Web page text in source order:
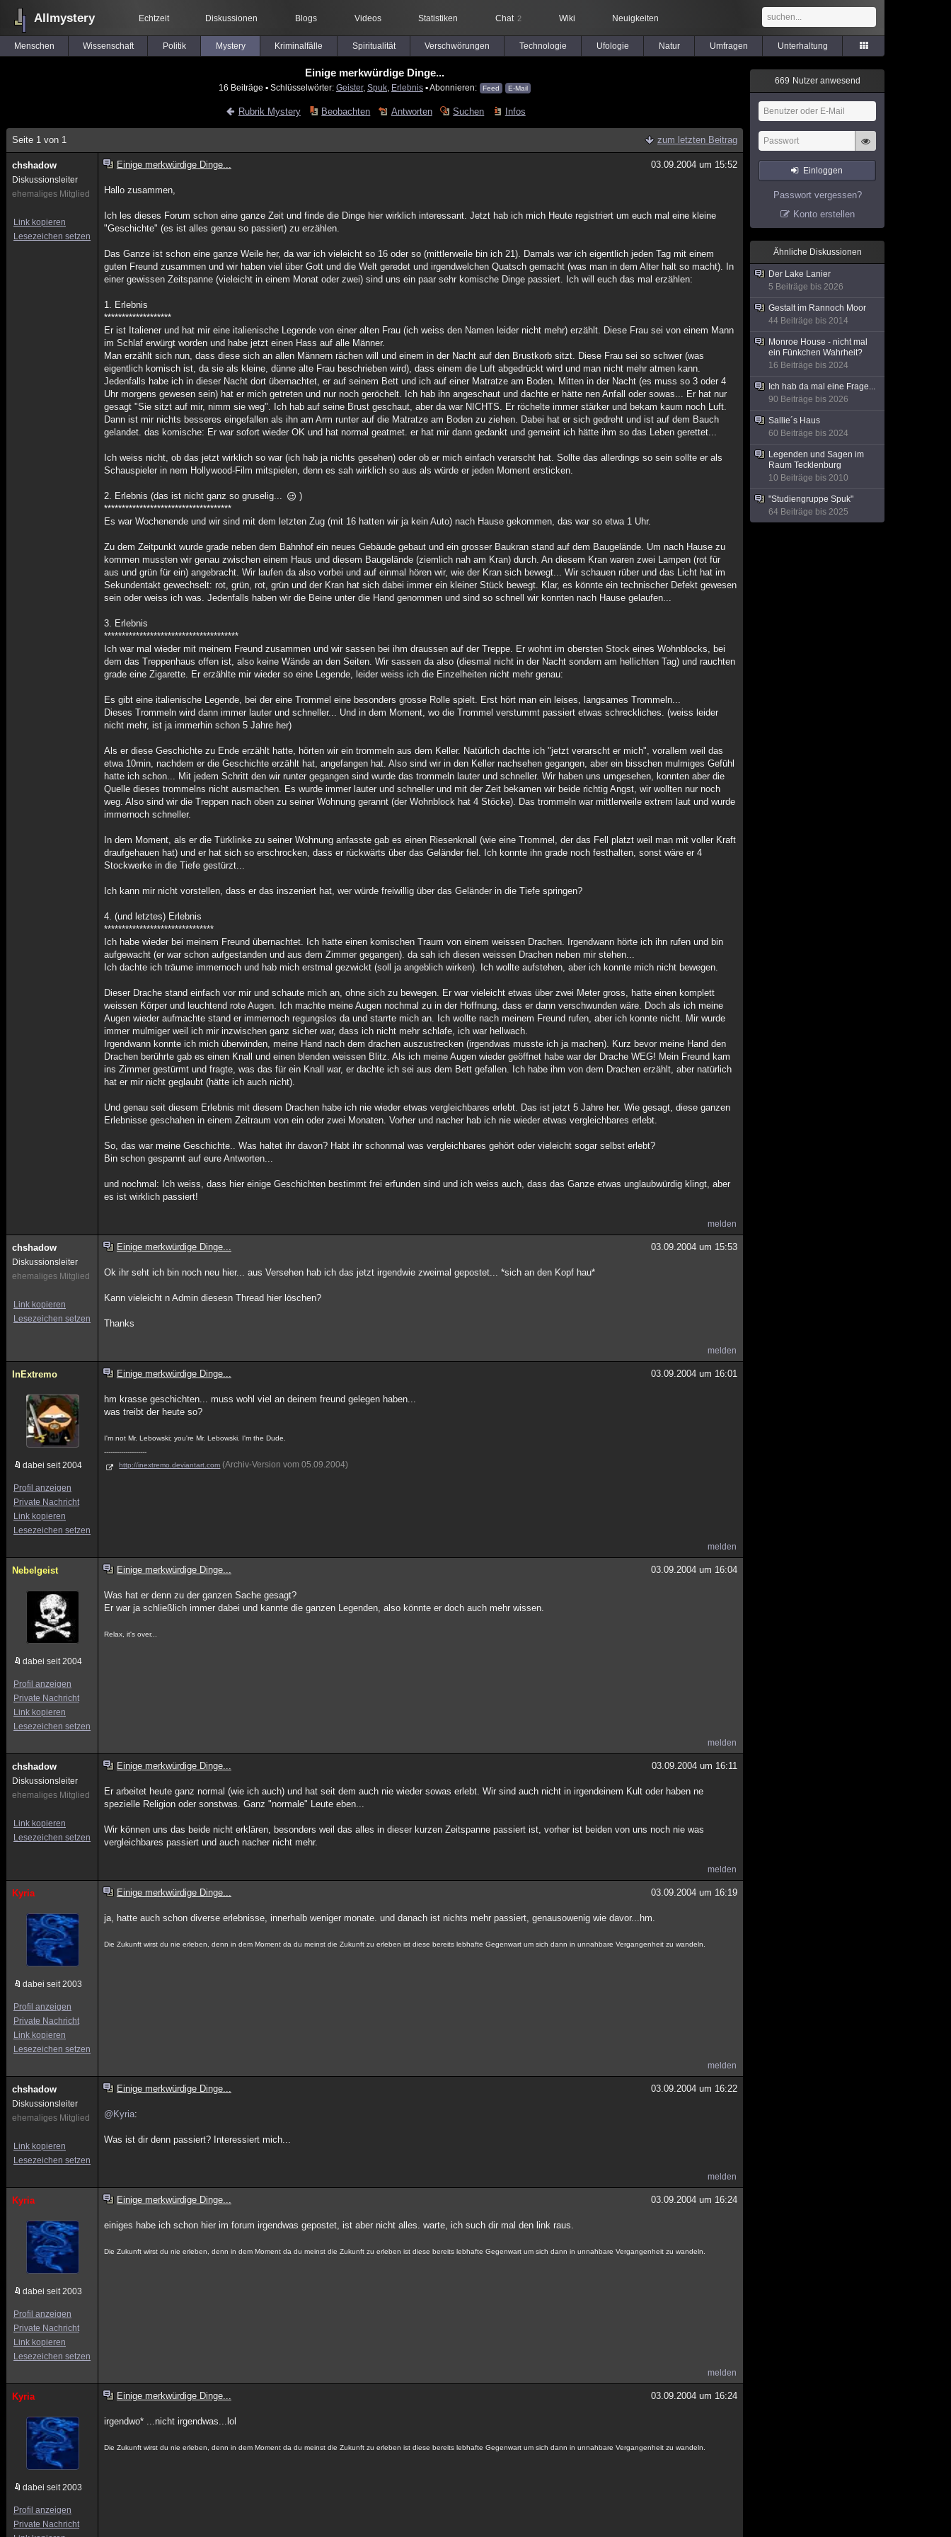
Allmystery Echtzeit Diskussionen Blogs Videos Statistiken Chat 2 Wiki Neuigkeiten
Menschen Wissenschaft Politik Mystery Kriminalfälle Spiritualität Verschwörungen Technologie Ufologie Natur Umfragen Unterhaltung
Einige merkwürdige Dinge...
16 Beiträge ▪ Schlüsselwörter: Geister, Spuk Erlebnis ▪ Abonnieren: Feed E-Mail
Rubrik Mystery Beobachten Antworten Suchen Infos
Seite 1 von 1 zum letzten Beitrag
chshadow
Diskussionsleiter
ehemaliges Mitglied
Link kopieren
Lesezeichen setzen
Einige merkwürdige Dinge... 03.09.2004 um 15:52
Hallo zusammen,
Ich les dieses Forum schon eine ganze Zeit und finde die Dinge hier wirklich interessant. Jetzt hab ich mich Heute registriert um euch mal eine kleine
"Geschichte" (es ist alles genau so passiert) zu erzählen.
Das Ganze ist schon eine ganze Weile her, da war ich vieleicht so 16 oder so (mittlerweile bin ich 21). Damals war ich eigentlich jeden Tag mit einem
guten Freund zusammen und wir haben viel über Gott und die Welt geredet und irgendwelchen Quatsch gemacht (was man in dem Alter halt so macht). In
einer gewissen Zeitspanne (vieleicht in einem Monat oder zwei) sind uns ein paar sehr komische Dinge passiert. Ich will euch das mal erzählen:
1. Erlebnis
*******************
Er ist Italiener und hat mir eine italienische Legende von einer alten Frau (ich weiss den Namen leider nicht mehr) erzählt. Diese Frau sei von einem Mann
im Schlaf erwürgt worden und habe jetzt einen Hass auf alle Männer.
Man erzählt sich nun, dass diese sich an allen Männern rächen will und einem in der Nacht auf den Brustkorb sitzt. Diese Frau sei so schwer (was
eigentlich komisch ist, da sie als kleine, dünne alte Frau beschrieben wird), dass einem die Luft abgedrückt wird und man nicht mehr atmen kann.
Jedenfalls habe ich in dieser Nacht dort übernachtet, er auf seinem Bett und ich auf einer Matratze am Boden. Mitten in der Nacht (es muss so 3 oder 4
Uhr morgens gewesen sein) hat er mich getreten und nur noch geröchelt. Ich hab ihn angeschaut und dachte er hätte nen Anfall oder sowas... Er hat nur
gesagt "Sie sitzt auf mir, nimm sie weg". Ich hab auf seine Brust geschaut, aber da war NICHTS. Er röchelte immer stärker und bekam kaum noch Luft.
Dann ist mir nichts besseres eingefallen als ihn am Arm runter auf die Matratze am Boden zu ziehen. Dabei hat er sich gedreht und ist auf dem Bauch
gelandet. das komische: Er war sofort wieder OK und hat normal geatmet. er hat mir dann gedankt und gemeint ich hätte ihm so das Leben gerettet...
Ich weiss nicht, ob das jetzt wirklich so war (ich hab ja nichts gesehen) oder ob er mich einfach verarscht hat. Sollte das allerdings so sein sollte er als
Schauspieler in nem Hollywood-Film mitspielen, denn es sah wirklich so aus als würde er jeden Moment ersticken.
2. Erlebnis (das ist nicht ganz so gruselig...
)
************************************
Es war Wochenende und wir sind mit dem letzten Zug (mit 16 hatten wir ja kein Auto) nach Hause gekommen, das war so etwa 1 Uhr.
Zu dem Zeitpunkt wurde grade neben dem Bahnhof ein neues Gebäude gebaut und ein grosser Baukran stand auf dem Baugelände. Um nach Hause zu
kommen mussten wir genau zwischen einem Haus und diesem Baugelände (ziemlich nah am Kran) durch. An diesem Kran waren zwei Lampen (rot für
aus und grün für ein) angebracht. Wir laufen da also vorbei und auf einmal hören wir, wie der Kran sich bewegt... Wir schauen rüber und das Licht hat im
Sekundentakt gewechselt: rot, grün, rot, grün und der Kran hat sich dabei immer ein kleiner Stück bewegt. Klar, es könnte ein technischer Defekt gewesen
sein oder weiss ich was. Jedenfalls haben wir die Beine unter die Hand genommen und sind so schnell wir konnten nach Hause gelaufen...
3. Erlebnis
**************************************
Ich war mal wieder mit meinem Freund zusammen und wir sassen bei ihm draussen auf der Treppe. Er wohnt im obersten Stock eines Wohnblocks, bei
dem das Treppenhaus offen ist, also keine Wände an den Seiten. Wir sassen da also (diesmal nicht in der Nacht sondern am hellichten Tag) und rauchten
grade eine Zigarette. Er erzählte mir wieder so eine Legende, leider weiss ich die Einzelheiten nicht mehr genau:
Es gibt eine italienische Legende, bei der eine Trommel eine besonders grosse Rolle spielt. Erst hört man ein leises, langsames Trommeln...
Dieses Trommeln wird dann immer lauter und schneller... Und in dem Moment, wo die Trommel verstummt passiert etwas schreckliches. (weiss leider
nicht mehr, ist ja immerhin schon 5 Jahre her)
Als er diese Geschichte zu Ende erzählt hatte, hörten wir ein trommeln aus dem Keller. Natürlich dachte ich "jetzt verarscht er mich", vorallem weil das
etwa 10min, nachdem er die Geschichte erzählt hat, angefangen hat. Also sind wir in den Keller nachsehen gegangen, aber ein bisschen mulmiges Gefühl
hatte ich schon... Mit jedem Schritt den wir runter gegangen sind wurde das trommeln lauter und schneller. Wir haben uns umgesehen, konnten aber die
Quelle dieses trommelns nicht ausmachen. Es wurde immer lauter und schneller und mit der Zeit bekamen wir beide richtig Angst, wir wollten nur noch
weg. Also sind wir die Treppen nach oben zu seiner Wohnung gerannt (der Wohnblock hat 4 Stöcke). Das trommeln war mittlerweile extrem laut und wurde
immernoch schneller.
In dem Moment, als er die Türklinke zu seiner Wohnung anfasste gab es einen Riesenknall (wie eine Trommel, der das Fell platzt weil man mit voller Kraft
draufgehauen hat) und er hat sich so erschrocken, dass er rückwärts über das Geländer fiel. Ich konnte ihn grade noch festhalten, sonst wäre er 4
Stockwerke in die Tiefe gestürzt...
Ich kann mir nicht vorstellen, dass er das inszeniert hat, wer würde freiwillig über das Geländer in die Tiefe springen?
4. (und letztes) Erlebnis
*******************************
Ich habe wieder bei meinem Freund übernachtet. Ich hatte einen komischen Traum von einem weissen Drachen. Irgendwann hörte ich ihn rufen und bin
aufgewacht (er war schon aufgestanden und aus dem Zimmer gegangen). da sah ich diesen weissen Drachen neben mir stehen...
Ich dachte ich träume immernoch und hab mich erstmal gezwickt (soll ja angeblich wirken). Ich wollte aufstehen, aber ich konnte mich nicht bewegen.
Dieser Drache stand einfach vor mir und schaute mich an, ohne sich zu bewegen. Er war vieleicht etwas über zwei Meter gross, hatte einen komplett
weissen Körper und leuchtend rote Augen. Ich machte meine Augen nochmal zu in der Hoffnung, dass er dann verschwunden wäre. Doch als ich meine
Augen wieder aufmachte stand er immernoch regungslos da und starrte mich an. Ich wollte nach meinem Freund rufen, aber ich konnte nicht. Mir wurde
immer mulmiger weil ich mir inzwischen ganz sicher war, dass ich nicht mehr schlafe, ich war hellwach.
Irgendwann konnte ich mich überwinden, meine Hand nach dem drachen auszustrecken (irgendwas musste ich ja machen). Kurz bevor meine Hand den
Drachen berührte gab es einen Knall und einen blenden weissen Blitz. Als ich meine Augen wieder geöffnet habe war der Drache WEG! Mein Freund kam
ins Zimmer gestürmt und fragte, was das für ein Knall war, er dachte ich sei aus dem Bett gefallen. Ich habe ihm von dem Drachen erzählt, aber natürlich
hat er mir nicht geglaubt (hätte ich auch nicht).
Und genau seit diesem Erlebnis mit diesem Drachen habe ich nie wieder etwas vergleichbares erlebt. Das ist jetzt 5 Jahre her. Wie gesagt, diese ganzen
Erlebnisse geschahen in einem Zeitraum von ein oder zwei Monaten. Vorher und nacher hab ich nie wieder etwas vergleichbares erlebt.
So, das war meine Geschichte.. Was haltet ihr davon? Habt ihr schonmal was vergleichbares gehört oder vieleicht sogar selbst erlebt?
Bin schon gespannt auf eure Antworten...
und nochmal: Ich weiss, dass hier einige Geschichten bestimmt frei erfunden sind und ich weiss auch, dass das Ganze etwas unglaubwürdig klingt, aber
es ist wirklich passiert!
melden
chshadow
Diskussionsleiter
ehemaliges Mitglied
Link kopieren
Lesezeichen setzen
Einige merkwürdige Dinge... 03.09.2004 um 15:53
Ok ihr seht ich bin noch neu hier... aus Versehen hab ich das jetzt irgendwie zweimal gepostet... *sich an den Kopf hau*
Kann vieleicht n Admin diesesn Thread hier löschen?
Thanks
melden
InExtremo
dabei seit 2004
Profil anzeigen
Private Nachricht
Link kopieren
Lesezeichen setzen
Einige merkwürdige Dinge... 03.09.2004 um 16:01
hm krasse geschichten... muss wohl viel an deinem freund gelegen haben...
was treibt der heute so?
I'm not Mr. Lebowski; you're Mr. Lebowski. I'm the Dude.
--------------------
http://inextremo.deviantart.com (Archiv-Version vom 05.09.2004)
melden
Nebelgeist
dabei seit 2004
Profil anzeigen
Private Nachricht
Link kopieren
Lesezeichen setzen
Einige merkwürdige Dinge... 03.09.2004 um 16:04
Was hat er denn zu der ganzen Sache gesagt?
Er war ja schließlich immer dabei und kannte die ganzen Legenden, also könnte er doch auch mehr wissen.
Relax, it's over...
melden
chshadow
Diskussionsleiter
ehemaliges Mitglied
Link kopieren
Lesezeichen setzen
Einige merkwürdige Dinge... 03.09.2004 um 16:11
Er arbeitet heute ganz normal (wie ich auch) und hat seit dem auch nie wieder sowas erlebt. Wir sind auch nicht in irgendeinem Kult oder haben ne
spezielle Religion oder sonstwas. Ganz "normale" Leute eben...
Wir können uns das beide nicht erklären, besonders weil das alles in dieser kurzen Zeitspanne passiert ist, vorher ist beiden von uns noch nie was
vergleichbares passiert und auch nacher nicht mehr.
melden
Kyria
dabei seit 2003
Profil anzeigen
Private Nachricht
Link kopieren
Lesezeichen setzen
Einige merkwürdige Dinge... 03.09.2004 um 16:19
ja, hatte auch schon diverse erlebnisse, innerhalb weniger monate. und danach ist nichts mehr passiert, genausowenig wie davor...hm.
Die Zukunft wirst du nie erleben, denn in dem Moment da du meinst die Zukunft zu erleben ist diese bereits lebhafte Gegenwart um sich dann in unnahbare Vergangenheit zu wandeln.
melden
chshadow
Diskussionsleiter
ehemaliges Mitglied
Link kopieren
Lesezeichen setzen
Einige merkwürdige Dinge... 03.09.2004 um 16:22
@Kyria:
Was ist dir denn passiert? Interessiert mich...
melden
Kyria
dabei seit 2003
Profil anzeigen
Private Nachricht
Link kopieren
Lesezeichen setzen
Einige merkwürdige Dinge... 03.09.2004 um 16:24
einiges habe ich schon hier im forum irgendwas gepostet, ist aber nicht alles. warte, ich such dir mal den link raus.
Die Zukunft wirst du nie erleben, denn in dem Moment da du meinst die Zukunft zu erleben ist diese bereits lebhafte Gegenwart um sich dann in unnahbare Vergangenheit zu wandeln.
melden
Kyria
dabei seit 2003
Profil anzeigen
Private Nachricht
Einige merkwürdige Dinge... 03.09.2004 um 16:24
irgendwo* ...nicht irgendwas...lol
Die Zukunft wirst du nie erleben, denn in dem Moment da du meinst die Zukunft zu erleben ist diese bereits lebhafte Gegenwart um sich dann in unnahbare Vergangenheit zu wandeln.
669 Nutzer anwesend
Einloggen
Passwort vergessen?
Konto erstellen
Ähnliche Diskussionen
Der Lake Lanier
5 Beiträge bis 2026
Gestalt im Rannoch Moor
44 Beiträge bis 2014
Monroe House - nicht mal
ein Fünkchen Wahrheit?
16 Beiträge bis 2024
Ich hab da mal eine Frage...
90 Beiträge bis 2026
Sallie´s Haus
60 Beiträge bis 2024
Legenden und Sagen im
Raum Tecklenburg
10 Beiträge bis 2010
"Studiengruppe Spuk"
64 Beiträge bis 2025